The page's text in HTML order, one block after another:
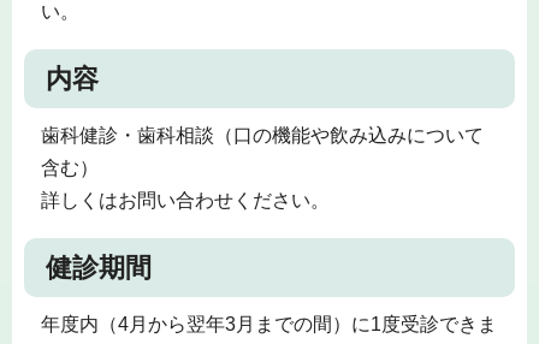
い。
内容
歯科健診・歯科相談（口の機能や飲み込みについて
含む）
詳しくはお問い合わせください。
健診期間
年度内（4月から翌年3月までの間）に1度受診できま